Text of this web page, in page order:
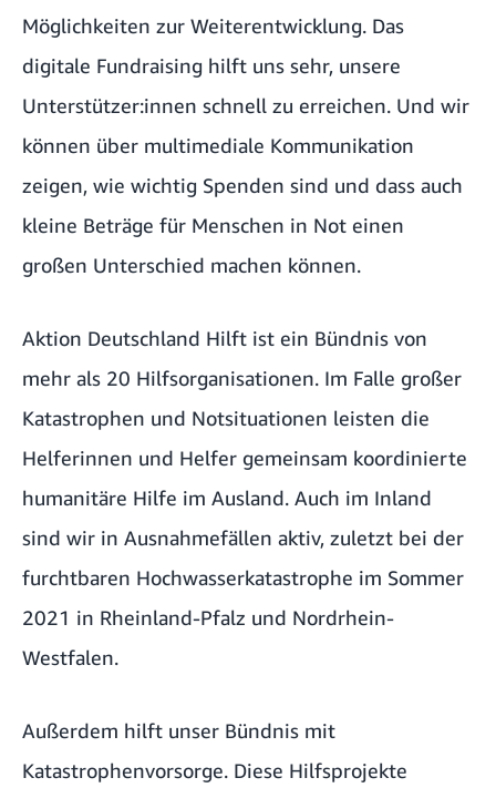
Möglichkeiten zur Weiterentwicklung. Das
digitale Fundraising hilft uns sehr, unsere
Unterstützer:innen schnell zu erreichen. Und wir
können über multimediale Kommunikation
zeigen, wie wichtig Spenden sind und dass auch
kleine Beträge für Menschen in Not einen
großen Unterschied machen können.
Aktion Deutschland Hilft ist ein Bündnis von
mehr als 20 Hilfsorganisationen. Im Falle großer
Katastrophen und Notsituationen leisten die
Helferinnen und Helfer gemeinsam koordinierte
humanitäre Hilfe im Ausland. Auch im Inland
sind wir in Ausnahmefällen aktiv, zuletzt bei der
furchtbaren Hochwasserkatastrophe im Sommer
2021 in Rheinland-Pfalz und Nordrhein-
Westfalen.
Außerdem hilft unser Bündnis mit
Katastrophenvorsorge. Diese Hilfsprojekte